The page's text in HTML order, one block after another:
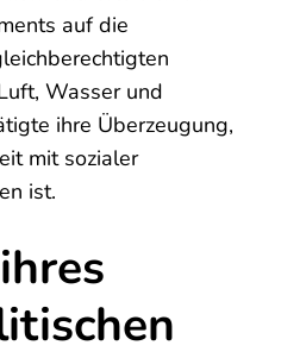
auf die
Wasser und
ihre Überzeugung,
mit sozialer
ist.